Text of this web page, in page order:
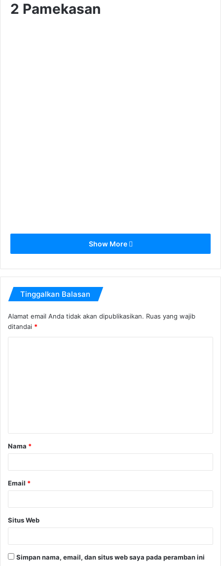
2 Pamekasan
Show More
Tinggalkan Balasan
Alamat email Anda tidak akan dipublikasikan. Ruas yang wajib
ditandai *
a
r
Nama *
Email *
Situs Web
Simpan nama, email, dan situs web saya pada peramban ini